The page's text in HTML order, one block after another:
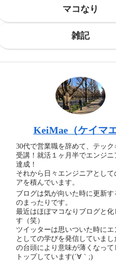
マコなり
雑記
KeiMae（ケイマエ
30代で営業職を辞めて、テック
受講！就活１ヶ月半でエンジニ
達成！
それから日々エンジニアとして
アを積んでいます。
ブログは気が向いた時に更新す
のまったりです。
最近はほぼマコなりブログと化
す（笑）
ツイッターは思いついた時にエ
としての学びを発信していま
の台頭により意味が薄くなって
トップしています(´∀｀;)